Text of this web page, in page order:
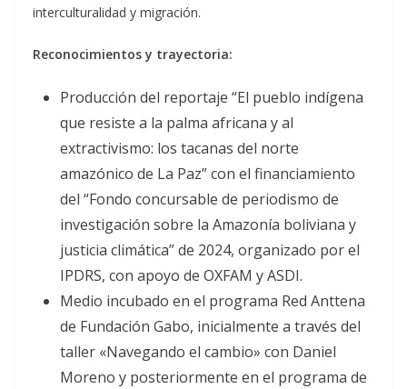
interculturalidad y migración.
Reconocimientos y trayectoria:
Producción del reportaje “El pueblo indígena
que resiste a la palma africana y al
extractivismo: los tacanas del norte
amazónico de La Paz” con el financiamiento
del “Fondo concursable de periodismo de
investigación sobre la Amazonía boliviana y
justicia climática” de 2024, organizado por el
IPDRS, con apoyo de OXFAM y ASDI.
Medio incubado en el programa Red Anttena
de Fundación Gabo, inicialmente a través del
taller «Navegando el cambio» con Daniel
Moreno y posteriormente en el programa de